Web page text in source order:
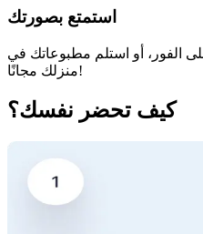
استمتع بصورتك
الفور، أو استلم مطبوعاتك في
منزلك مجانًا!
كيف تحضر نفسك؟